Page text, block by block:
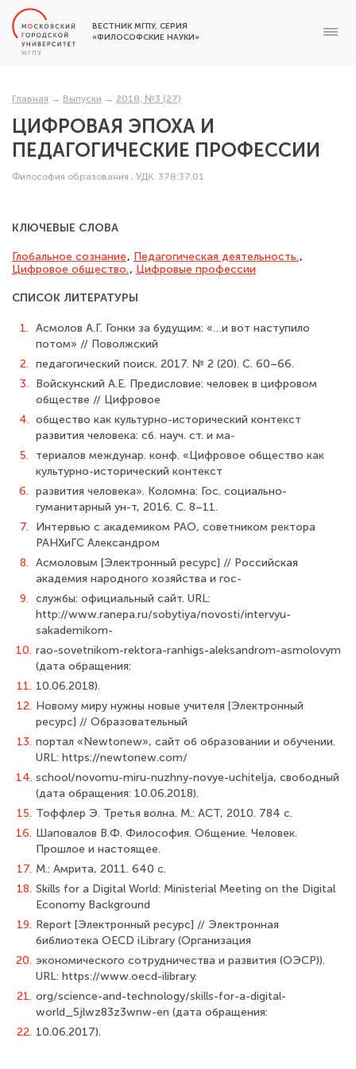
ВЕСТНИК МГПУ, СЕРИЯ
«ФИЛОСОФСКИЕ НАУКИ»
Главная → Выпуски → 2018, №3 (27)
ЦИФРОВАЯ ЭПОХА И
ПЕДАГОГИЧЕСКИЕ ПРОФЕССИИ
Философия образования , УДК: 378:37.01
КЛЮЧЕВЫЕ СЛОВА
Глобальное сознание, Педагогическая деятельность.,
Цифровое общество., Цифровые профессии
СПИСОК ЛИТЕРАТУРЫ
1. Асмолов А.Г. Гонки за будущим: «…и вот наступило
потом» // Поволжский
2. педагогический поиск. 2017. № 2 (20). С. 60–66.
3.
Войскунский А.Е. Предисловие: человек в цифровом
обществе // Цифровое
4. общество как культурно-исторический контекст
развития человека: сб. науч. ст. и ма-
5.
териалов междунар. конф. «Цифровое общество как
культурно-исторический контекст
6. развития человека». Коломна: Гос. социально-
гуманитарный ун-т, 2016. С. 8–11.
7.
Интервью с академиком РАО, советником ректора
РАНХиГС Александром
8. Асмоловым [Электронный ресурс] // Российская
академия народного хозяйства и гос-
9. службы: официальный сайт. URL:
http://www.ranepa.ru/sobytiya/novosti/intervyu-
sakademikom-
10. rao-sovetnikom-rektora-ranhigs-aleksandrom-asmolovym
(дата обращения:
11. 10.06.2018).
12. Новому миру нужны новые учителя [Электронный
ресурс] // Образовательный
13. портал «Newtonew», сайт об образовании и обучении.
URL: https://newtonew.com/
14. school/novomu-miru-nuzhny-novye-uchitelja, свободный
(дата обращения: 10.06.2018).
15. Тоффлер Э. Третья волна. М.: АСТ, 2010. 784 с.
16. Шаповалов В.Ф. Философия. Общение. Человек.
Прошлое и настоящее.
17. М.: Амрита, 2011. 640 с.
18. Skills for a Digital World: Ministerial Meeting on the Digital
Economy Background
19. Report [Электронный ресурс] // Электронная
библиотека OECD iLibrary (Организация
20. экономического сотрудничества и развития (ОЭСР)).
URL: https://www.oecd-ilibrary.
21. org/science-and-technology/skills-for-a-digital-
world_5jlwz83z3wnw-en (дата обращения:
22. 10.06.2017).